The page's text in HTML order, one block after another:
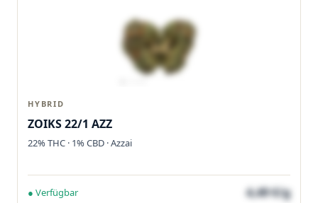
HYBRID
ZOIKS 22/1 AZZ
22% THC · 1% CBD · Azzai
● Verfügbar 4,49 €/g